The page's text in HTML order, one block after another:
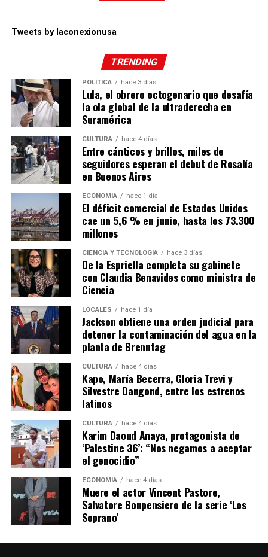
Tweets by laconexionusa
TRENDING
POLÍTICA hace 3 días
Lula, el obrero octogenario que desafía
la ola global de la ultraderecha en
Suramérica
CULTURA hace 4 días
Entre cánticos y brillos, miles de
seguidores esperan el debut de Rosalía
en Buenos Aires
ECONOMÍA hace 1 día
El déficit comercial de Estados Unidos
cae un 5,6 % en junio, hasta los 73.300
millones
CIENCIA Y TECNOLOGÍA hace 3 días
De la Espriella completa su gabinete
con Claudia Benavides como ministra de
Ciencia
LOCALES hace 1 día
Jackson obtiene una orden judicial para
detener la contaminación del agua en la
planta de Brenntag
CULTURA hace 4 días
Kapo, María Becerra, Gloria Trevi y
Silvestre Dangond, entre los estrenos
latinos
CULTURA hace 4 días
Karim Daoud Anaya, protagonista de
‘Palestine 36’: “Nos negamos a aceptar
el genocidio”
ECONOMÍA hace 4 días
Muere el actor Vincent Pastore,
Salvatore Bonpensiero de la serie ‘Los
Soprano’